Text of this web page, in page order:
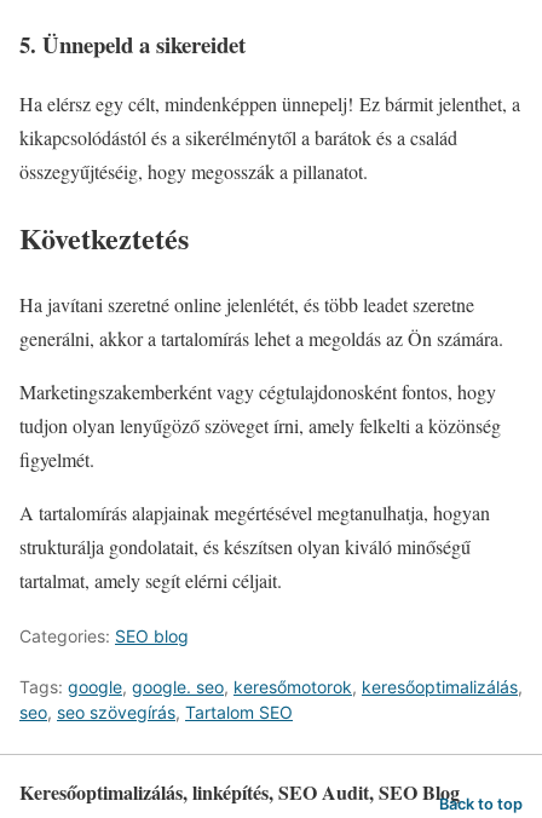
5. Ünnepeld a sikereidet
Ha elérsz egy célt, mindenképpen ünnepelj! Ez bármit jelenthet, a
kikapcsolódástól és a sikerélménytől a barátok és a család
összegyűjtéséig, hogy megosszák a pillanatot.
Következtetés
Ha javítani szeretné online jelenlétét, és több leadet szeretne
generálni, akkor a tartalomírás lehet a megoldás az Ön számára.
Marketingszakemberként vagy cégtulajdonosként fontos, hogy
tudjon olyan lenyűgöző szöveget írni, amely felkelti a közönség
figyelmét.
A tartalomírás alapjainak megértésével megtanulhatja, hogyan
strukturálja gondolatait, és készítsen olyan kiváló minőségű
tartalmat, amely segít elérni céljait.
Categories: SEO blog
Tags: google, google. seo, keresőmotorok, keresőoptimalizálás,
seo, seo szövegírás, Tartalom SEO
Keresőoptimalizálás, linképítés, SEO Audit, SEO BlogBack to top